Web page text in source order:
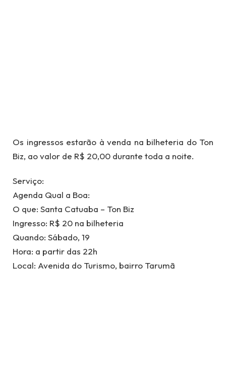
Os ingressos estarão à venda na bilheteria do Ton
Biz, ao valor de R$ 20,00 durante toda a noite.
Serviço:
Agenda Qual a Boa:
O que: Santa Catuaba – Ton Biz
Ingresso: R$ 20 na bilheteria
Quando: Sábado, 19
Hora: a partir das 22h
Local: Avenida do Turismo, bairro Tarumã